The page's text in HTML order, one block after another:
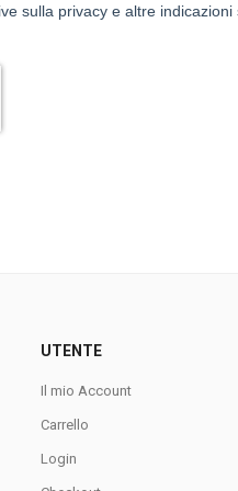
UTENTE
Il mio Account
Carrello
Login